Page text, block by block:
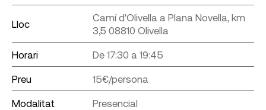
Lloc
Camí d'Olivella a Plana Novella, km
3,5 08810 Olivella
Horari De 17:30 a 19:45
Preu 15€/persona
Modalitat Presencial